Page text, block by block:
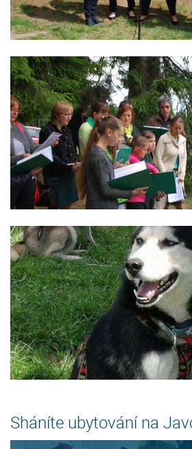
Sháníte ubytování na